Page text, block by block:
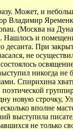
Может, и
Владимир
(Москва на
Нашлось и
десанта. При
не
никогда
Спирихина
поэтической
новую строчку,
вполне
выступила
не только